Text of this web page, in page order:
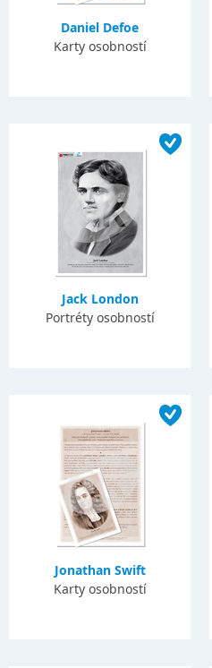
Daniel Defoe
Karty osobností
Jack London
Portréty osobností
Jonathan Swift
Karty osobností